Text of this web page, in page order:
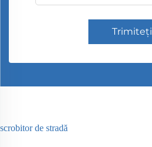
Trimiteți
scrobitor de stradă